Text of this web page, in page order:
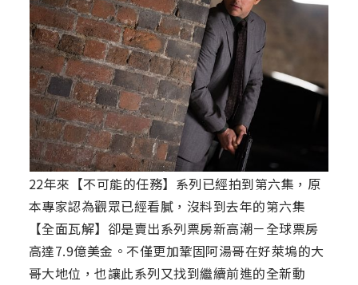
22年來【不可能的任務】系列已經拍到第六集，原
本專家認為觀眾已經看膩，沒料到去年的第六集
【全面瓦解】卻是賣出系列票房新高潮－全球票房
高達7.9億美金。不僅更加鞏固阿湯哥在好萊塢的大
哥大地位，也讓此系列又找到繼續前進的全新動